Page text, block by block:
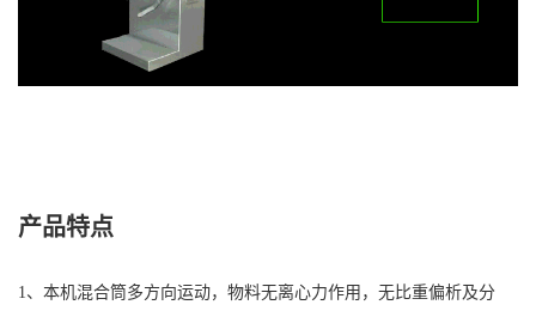
产品特点
1、本机混合筒多方向运动，物料无离心力作用，无比重偏析及分